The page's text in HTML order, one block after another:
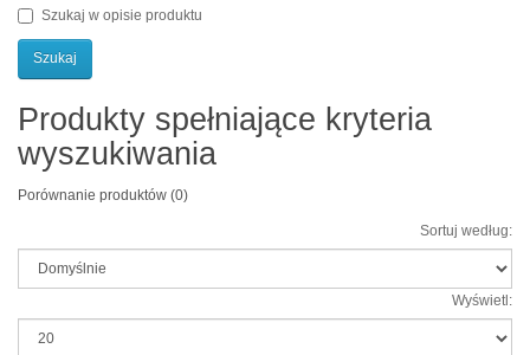
Szukaj w opisie produktu
Produkty spełniające kryteria
wyszukiwania
Porównanie produktów (0)
Sortuj według:
Wyświetl: